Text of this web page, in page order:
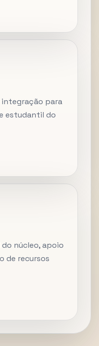
para
estudantil do
núcleo, apoio
de recursos